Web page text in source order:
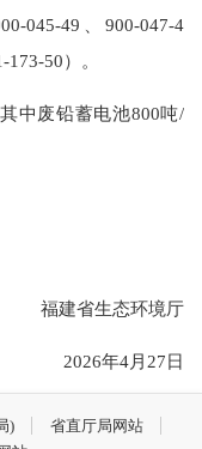
045-49、900-047-4
50）。
中废铅蓄电池800吨/
福建省生态环境厅
2026年4月27日
)
省直厅局网站